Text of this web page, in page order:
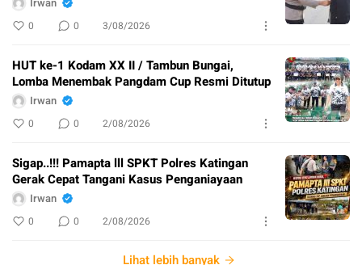
Irwan
0 0 3/08/2026
HUT ke-1 Kodam XX II / Tambun Bungai,
Lomba Menembak Pangdam Cup Resmi Ditutup
Irwan
0 0 2/08/2026
Sigap..!!! Pamapta lll SPKT Polres Katingan
Gerak Cepat Tangani Kasus Penganiayaan
Irwan
0 0 2/08/2026
Lihat lebih banyak